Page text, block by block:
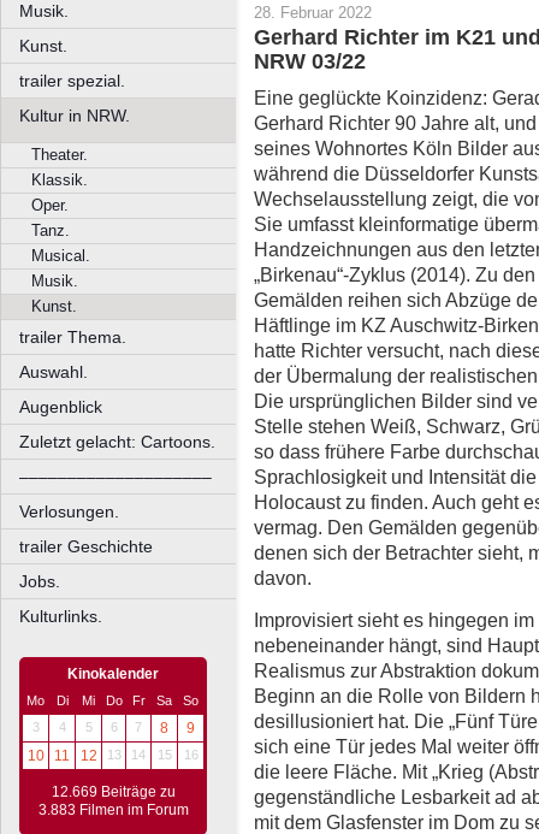
Musik.
Kunst.
trailer spezial.
Kultur in NRW.
Theater.
Klassik.
Oper.
Tanz.
Musical.
Musik.
Kunst.
trailer Thema.
Auswahl.
Augenblick
Zuletzt gelacht: Cartoons.
––––––––––––––––––––
Verlosungen.
trailer Geschichte
Jobs.
Kulturlinks.
Kinokalender
Mo Di Mi Do Fr Sa
So
3
4 5 6 7 8
9
10
11 12 13 14 15 16
12.669 Beiträge zu
3.883 Filmen im Forum
28. Februar 2022
Gerhard Richter im K21
NRW 03/22
Eine geglückte Koinzidenz:
Gerhard Richter 90 Jahre alt,
seines Wohnortes Köln Bilder
während die Düsseldorfer
Wechselausstellung zeigt, die
Sie umfasst kleinformatige
Handzeichnungen aus den
„Birkenau“-Zyklus (2014). Zu
Gemälden reihen sich Abzüge
Häftlinge im KZ Auschwitz-
hatte Richter versucht, nach
der Übermalung der
Die ursprünglichen Bilder sind
Stelle stehen Weiß, Schwarz,
so dass frühere Farbe
Sprachlosigkeit und Intensität
Holocaust zu finden. Auch geht
vermag. Den Gemälden
denen sich der Betrachter sieht,
davon.
Improvisiert sieht es hingegen
nebeneinander hängt, sind
Realismus zur Abstraktion
Beginn an die Rolle von Bildern
desillusioniert hat. Die „Fünf
sich eine Tür jedes Mal weiter
die leere Fläche. Mit „Krieg
gegenständliche Lesbarkeit ad
mit dem Glasfenster im Dom zu